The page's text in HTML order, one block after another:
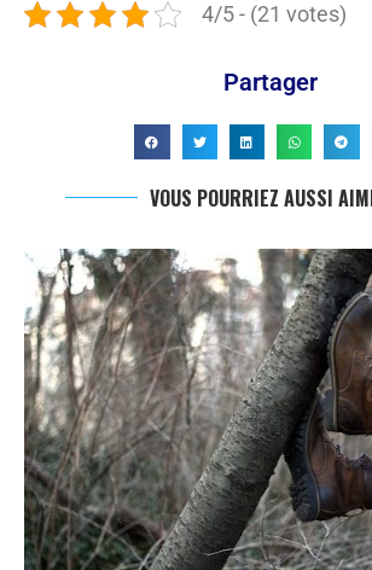
4/5 - (21 votes)
Partager
VOUS POURRIEZ AUSSI